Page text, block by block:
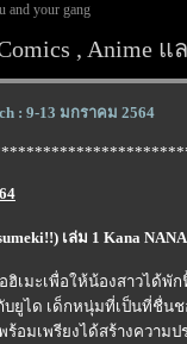
and your gang
, Anime
: 9-13 มกราคม 2564
เล่ม 1 Kana
ฮิเมะเพื่อให้น้องสาวได้
บยูได เด็กหนุ่มที่เป็นที่ชื่
อมเพรียงได้สร้างความป